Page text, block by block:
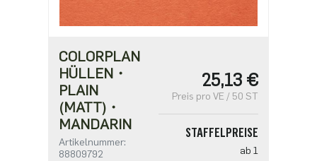
COLORPLAN
HÜLLEN・
PLAIN
(MATT)・
MANDARIN
Artikelnummer:
88809792
25,13 €
Preis pro VE / 50 ST
STAFFELPREISE
ab 1